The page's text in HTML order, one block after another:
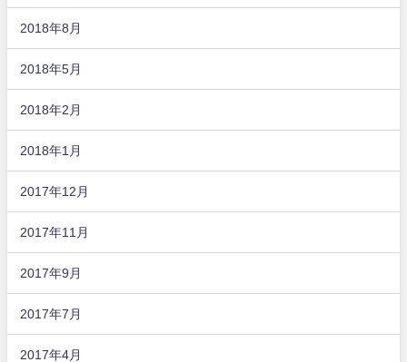
2018年8月
2018年5月
2018年2月
2018年1月
2017年12月
2017年11月
2017年9月
2017年7月
2017年4月